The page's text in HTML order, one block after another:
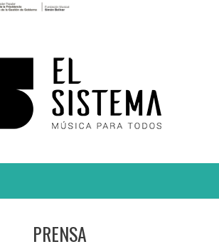
PRENSA